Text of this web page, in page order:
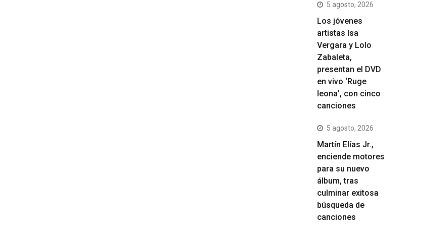
5 agosto, 2026
Los jóvenes
artistas Isa
Vergara y Lolo
Zabaleta,
presentan el DVD
en vivo ‘Ruge
leona’, con cinco
canciones
5 agosto, 2026
Martín Elías Jr.,
enciende motores
para su nuevo
álbum, tras
culminar exitosa
búsqueda de
canciones